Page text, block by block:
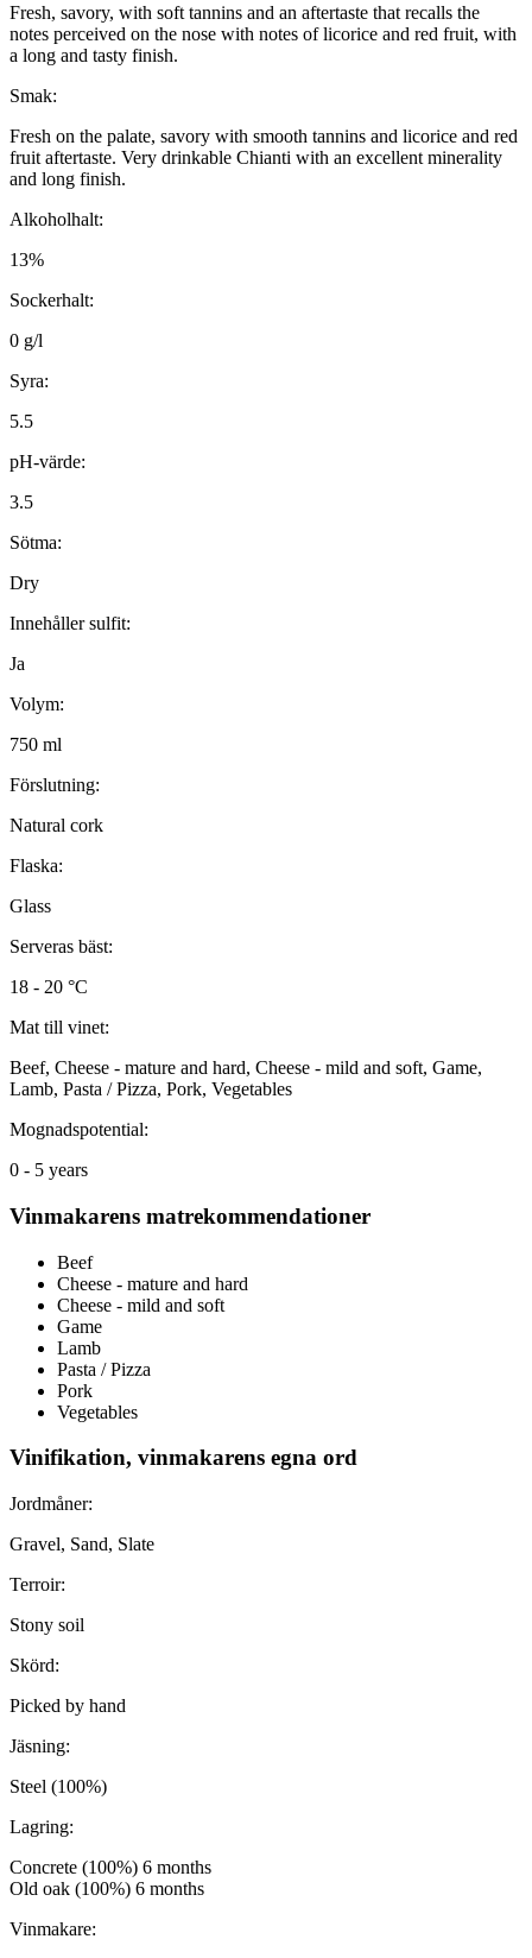
Fresh, savory, with soft tannins and an aftertaste that recalls the
notes perceived on the nose with notes of licorice and red fruit, with
a long and tasty finish.
Smak:
Fresh on the palate, savory with smooth tannins and licorice and red
fruit aftertaste. Very drinkable Chianti with an excellent minerality
and long finish.
Alkoholhalt:
13%
Sockerhalt:
0 g/l
Syra:
5.5
pH-värde:
3.5
Sötma:
Dry
Innehåller sulfit:
Ja
Volym:
750 ml
Förslutning:
Natural cork
Flaska:
Glass
Serveras bäst:
18 - 20 °C
Mat till vinet:
Beef, Cheese - mature and hard, Cheese - mild and soft, Game,
Lamb, Pasta / Pizza, Pork, Vegetables
Mognadspotential:
0 - 5 years
Vinmakarens matrekommendationer
Beef
Cheese - mature and hard
Cheese - mild and soft
Game
Lamb
Pasta / Pizza
Pork
Vegetables
Vinifikation, vinmakarens egna ord
Jordmåner:
Gravel, Sand, Slate
Terroir:
Stony soil
Skörd:
Picked by hand
Jäsning:
Steel (100%)
Lagring:
Concrete (100%) 6 months
Old oak (100%) 6 months
Vinmakare: